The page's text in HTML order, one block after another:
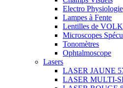
Electro Physiologie
Lampes à Fente
Lentilles de VOLK
Microscopes
Tonomètres
Ophtalmoscope
Lasers
LASER JAUNE
LASER MULTI-